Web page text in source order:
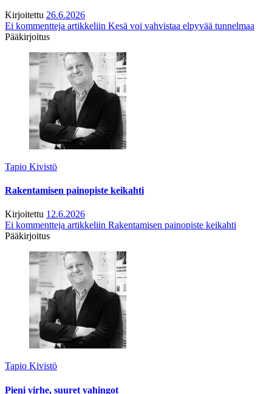
Kirjoitettu 26.6.2026
Ei kommentteja artikkeliin Kesä voi vahvistaa elpyvää tunnelmaa
Pääkirjoitus
Tapio Kivistö
Rakentamisen painopiste keikahti
Kirjoitettu 12.6.2026
Ei kommentteja artikkeliin Rakentamisen painopiste keikahti
Pääkirjoitus
Tapio Kivistö
Pieni virhe, suuret vahingot